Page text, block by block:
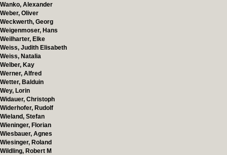
Wanko, Alexander
Weber, Oliver
Weckwerth, Georg
Weigenmoser, Hans
Weilharter, Elke
Weiss, Judith Elisabeth
Weiss, Natalia
Welber, Kay
Werner, Alfred
Wetter, Balduin
Wey, Lorin
Widauer, Christoph
Widerhofer, Rudolf
Wieland, Stefan
Wieninger, Florian
Wiesbauer, Agnes
Wiesinger, Roland
Wildling, Robert M